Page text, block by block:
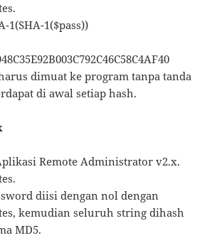
1(SHA-1($pass))
dimuat ke program tanpa tanda
di awal setiap hash.
Remote Administrator v2.x.
diisi dengan nol dengan
kemudian seluruh string dihash
MD5.